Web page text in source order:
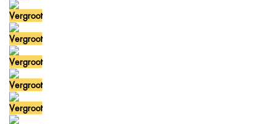
Vergroot
Vergroot
Vergroot
Vergroot
Vergroot